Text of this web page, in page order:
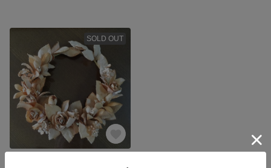
SOLD OUT